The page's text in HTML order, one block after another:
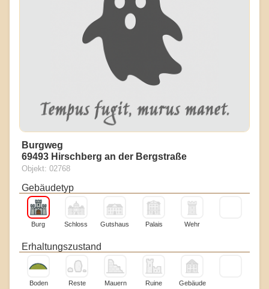
Burgweg
69493 Hirschberg an der Bergstraße
Objekt: 02768
Gebäudetyp
Burg Schloss Gutshaus Palais Wehr
Erhaltungszustand
Boden Reste Mauern Ruine Gebäude